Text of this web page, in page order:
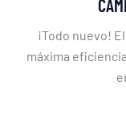
¡Todo nuevo!
máxima